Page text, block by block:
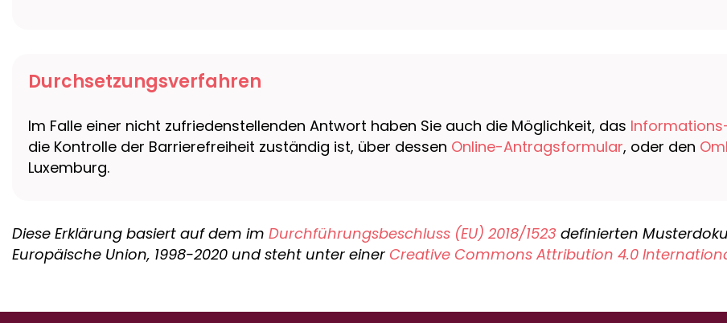
Durchsetzungsverfahren
Im Falle einer nicht zufriedenstellenden Antwort haben Sie auch die Möglichkeit, das
die Kontrolle der Barrierefreiheit zuständig ist, über dessen Online-Antragsformular, oder den
Luxemburg.
Diese Erklärung basiert auf dem im Durchführungsbeschluss (EU) 2018/1523 definierten
Europäische Union, 1998-2020 und steht unter einer Creative Commons Attribution 4.0